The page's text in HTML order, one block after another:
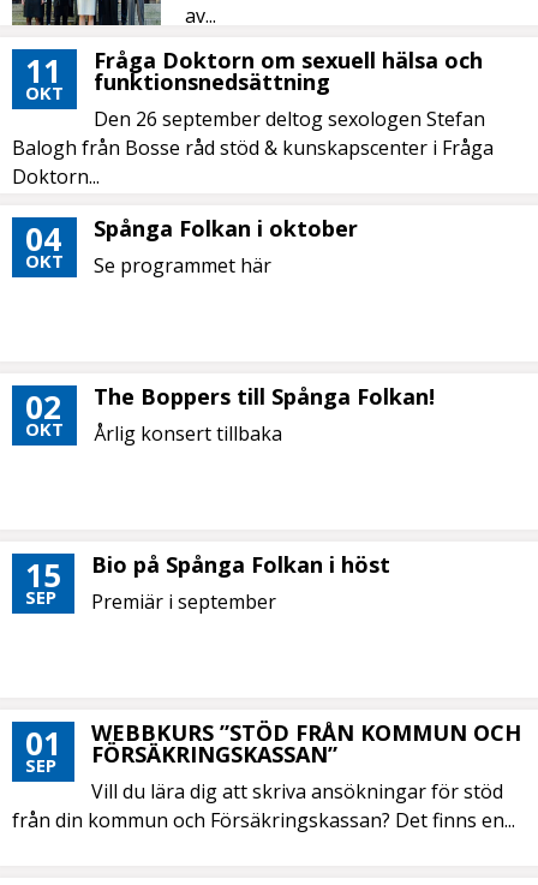
av...
11
OKT
Fråga Doktorn om sexuell hälsa och
funktionsnedsättning
Den 26 september deltog sexologen Stefan
Balogh från Bosse råd stöd & kunskapscenter i Fråga
Doktorn...
04
OKT
Spånga Folkan i oktober
Se programmet här
02
OKT
The Boppers till Spånga Folkan!
Årlig konsert tillbaka
15
SEP
Bio på Spånga Folkan i höst
Premiär i september
01
SEP
WEBBKURS ”STÖD FRÅN KOMMUN OCH
FÖRSÄKRINGSKASSAN”
Vill du lära dig att skriva ansökningar för stöd
från din kommun och Försäkringskassan? Det finns en...